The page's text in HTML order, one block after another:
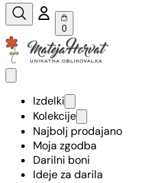
0
Izdelki
Kolekcije
Najbolj prodajano
Moja zgodba
Darilni boni
Ideje za darila